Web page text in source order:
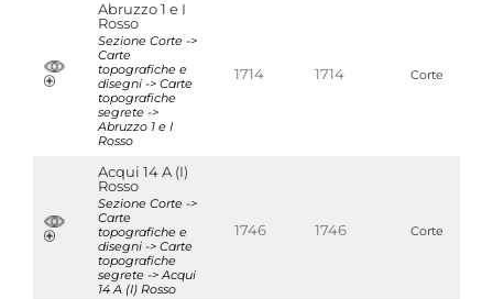
Abruzzo 1 e I
Rosso
Sezione Corte ->
Carte
topografiche e
disegni -> Carte
topografiche
segrete ->
Abruzzo 1 e I
Rosso
1714 1714 Corte
Acqui 14 A (I)
Rosso
Sezione Corte ->
Carte
topografiche e
disegni -> Carte
topografiche
segrete -> Acqui
14 A (I) Rosso
1746 1746 Corte